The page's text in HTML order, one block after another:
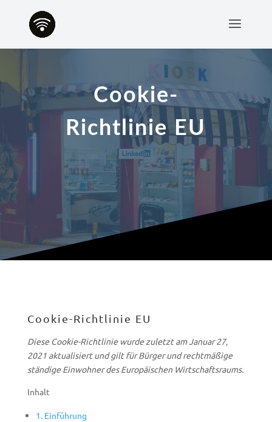
Cookie-
Richtlinie EU
Cookie-Richtlinie EU
Diese Cookie-Richtlinie wurde zuletzt am Januar 27,
2021 aktualisiert und gilt für Bürger und rechtmäßige
ständige Einwohner des Europäischen Wirtschaftsraums.
Inhalt
1. Einführung